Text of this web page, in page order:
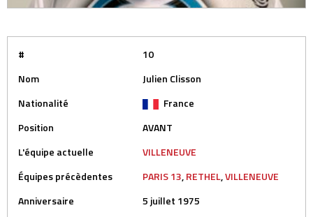
#
10
Nom
Julien Clisson
Nationalité
France
Position
AVANT
L'équipe actuelle
VILLENEUVE
Équipes précèdentes
PARIS 13,RETHEL,VILLENEUVE
Anniversaire
5 juillet 1975